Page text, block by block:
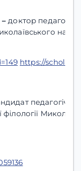
–доктор
https://